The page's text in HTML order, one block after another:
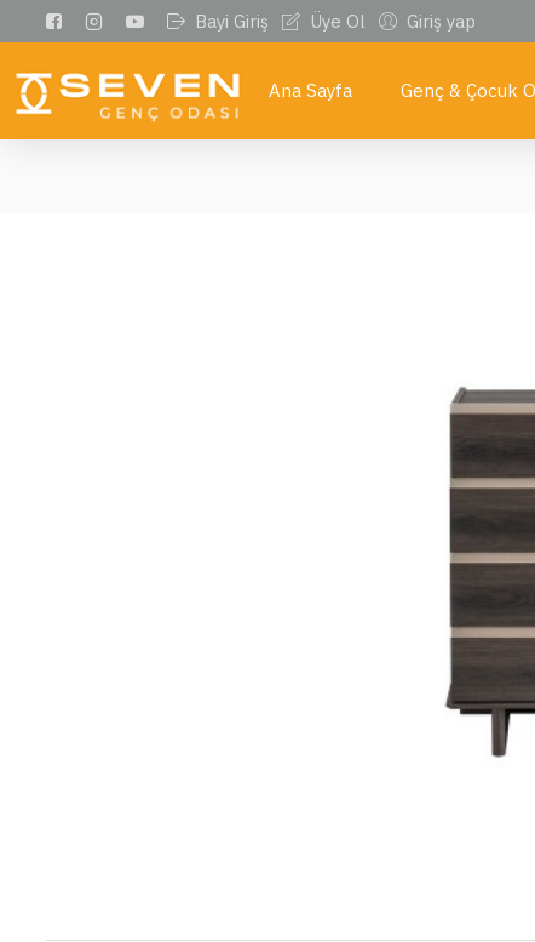
Bayi Giriş Üye Ol Giriş yap
Ana Sayfa Genç & Çocuk